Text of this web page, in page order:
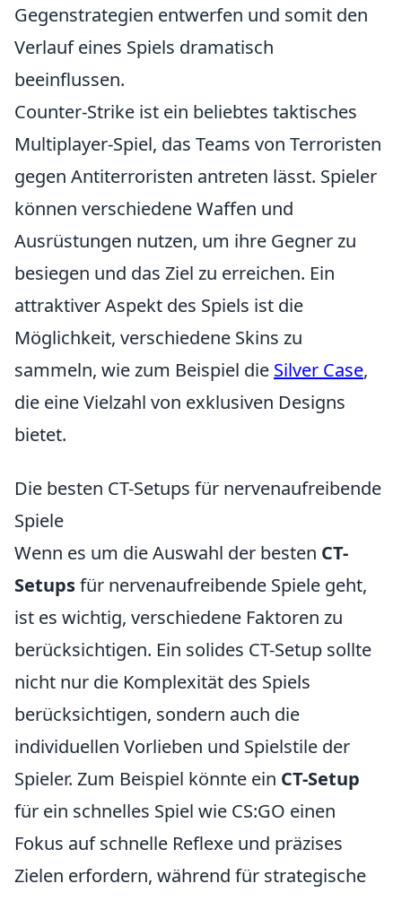
Gegenstrategien entwerfen und somit den
Verlauf eines Spiels dramatisch
beeinflussen.
Counter-Strike ist ein beliebtes taktisches
Multiplayer-Spiel, das Teams von Terroristen
gegen Antiterroristen antreten lässt. Spieler
können verschiedene Waffen und
Ausrüstungen nutzen, um ihre Gegner zu
besiegen und das Ziel zu erreichen. Ein
attraktiver Aspekt des Spiels ist die
Möglichkeit, verschiedene Skins zu
sammeln, wie zum Beispiel die Silver Case,
die eine Vielzahl von exklusiven Designs
bietet.
Die besten CT-Setups für nervenaufreibende
Spiele
Wenn es um die Auswahl der besten CT-
Setupsfür nervenaufreibende Spiele geht,
ist es wichtig, verschiedene Faktoren zu
berücksichtigen. Ein solides CT-Setup sollte
nicht nur die Komplexität des Spiels
berücksichtigen, sondern auch die
individuellen Vorlieben und Spielstile der
Spieler. Zum Beispiel könnte ein CT-Setup
für ein schnelles Spiel wie CS:GO einen
Fokus auf schnelle Reflexe und präzises
Zielen erfordern, während für strategische